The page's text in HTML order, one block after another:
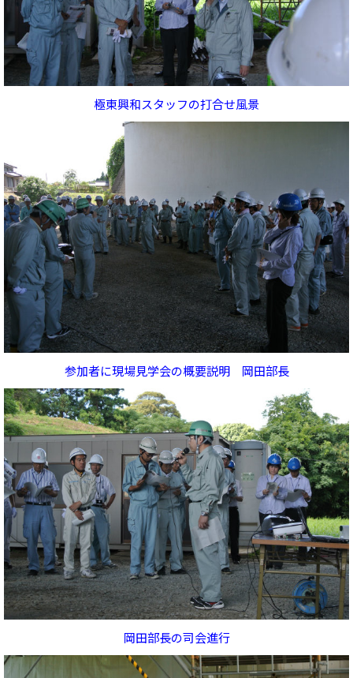
極東興和スタッフの打合せ風景
参加者に現場見学会の概要説明 岡田部長
岡田部長の司会進行